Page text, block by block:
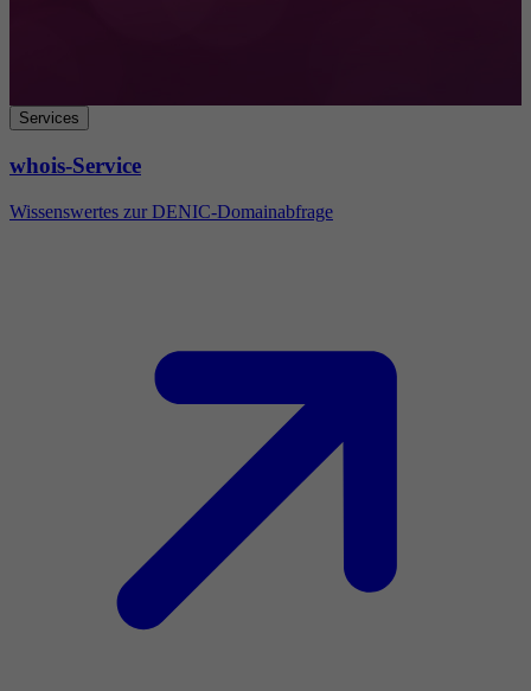
Services
whois-Service
Wissenswertes zur DENIC-Domainabfrage